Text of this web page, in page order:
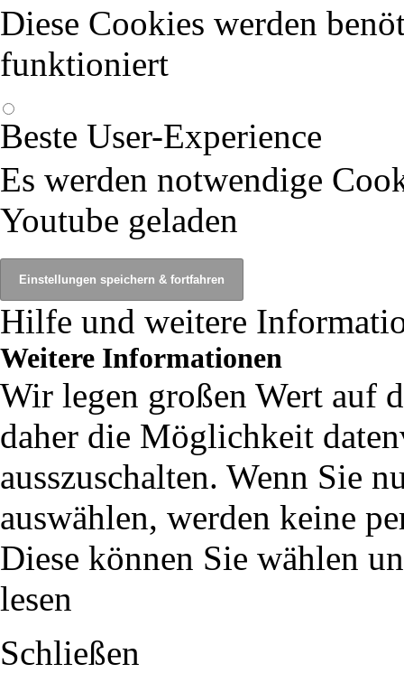
Diese Cookies werden
funktioniert
Beste User-Experience
Es werden notwendige
Youtube geladen
Hilfe und weitere
Weitere Informationen
Wir legen großen Wert auf
daher die Möglichkeit
ausszuschalten. Wenn Sie
auswählen, werden keine
Diese können Sie wählen
lesen
Schließen